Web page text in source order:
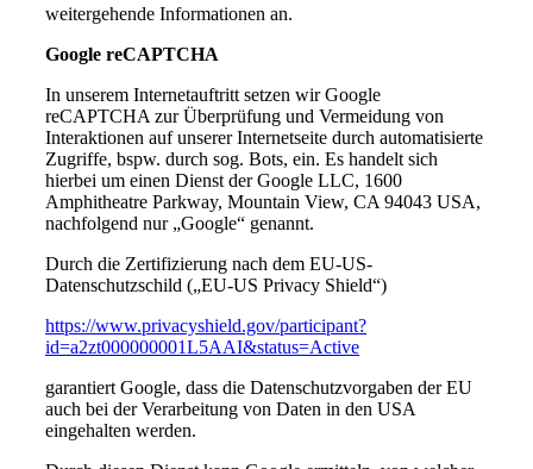
weitergehende Informationen an.
Google reCAPTCHA
In unserem Internetauftritt setzen wir Google
reCAPTCHA zur Überprüfung und Vermeidung von
Interaktionen auf unserer Internetseite durch automatisierte
Zugriffe, bspw. durch sog. Bots, ein. Es handelt sich
hierbei um einen Dienst der Google LLC, 1600
Amphitheatre Parkway, Mountain View, CA 94043 USA,
nachfolgend nur „Google“ genannt.
Durch die Zertifizierung nach dem EU-US-
Datenschutzschild („EU-US Privacy Shield“)
https://www.privacyshield.gov/participant?
id=a2zt000000001L5AAI&status=Active
garantiert Google, dass die Datenschutzvorgaben der EU
auch bei der Verarbeitung von Daten in den USA
eingehalten werden.